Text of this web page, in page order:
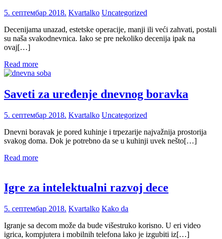
5. септембар 2018. Kvartalko Uncategorized
Decenijama unazad, estetske operacije, manji ili veći zahvati, postali
su naša svakodnevnica. Iako se pre nekoliko decenija ipak na
ovaj[…]
Read more
Saveti za uređenje dnevnog boravka
5. септембар 2018. Kvartalko Uncategorized
Dnevni boravak je pored kuhinje i trpezarije najvažnija prostorija
svakog doma. Dok je potrebno da se u kuhinji uvek nešto[…]
Read more
Igre za intelektualni razvoj dece
5. септембар 2018. Kvartalko Kako da
Igranje sa decom može da bude višestruko korisno. U eri video
igrica, kompjutera i mobilnih telefona lako je izgubiti iz[…]